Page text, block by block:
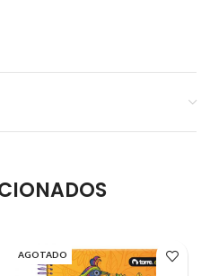
AGOTADO